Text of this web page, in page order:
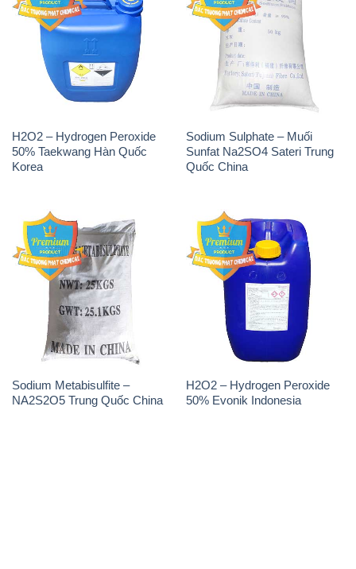
H2O2 – Hydrogen Peroxide
50% Taekwang Hàn Quốc
Sodium Sulphate – Muối
Sunfat Na2SO4 Sateri Trung
Quốc China
Sodium Metabisulfite –
NA2S2O5 Trung Quốc China
H2O2 – Hydrogen Peroxide
50% Evonik Indonesia